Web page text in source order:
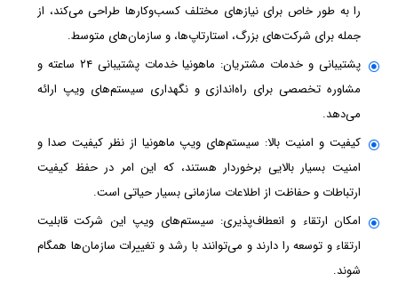
را به طور خاص برای نیازهای مختلف کسب‌وکارها طراحی می‌کند، از
جمله برای شرکت‌های بزرگ، استارتاپ‌ها، و سازمان‌های متوسط.
پشتیبانی و خدمات مشتریان: ماهونیا خدمات پشتیبانی ۲۴ ساعته و
مشاوره تخصصی برای راه‌اندازی و نگهداری سیستم‌های ویپ ارائه
می‌دهد.
کیفیت و امنیت بالا: سیستم‌های ویپ ماهونیا از نظر کیفیت صدا و
امنیت بسیار بالایی برخوردار هستند، که این امر در حفظ کیفیت
ارتباطات و حفاظت از اطلاعات سازمانی بسیار حیاتی است.
امکان ارتقاء و انعطاف‌پذیری: سیستم‌های ویپ این شرکت قابلیت
ارتقاء و توسعه را دارند و می‌توانند با رشد و تغییرات سازمان‌ها همگام
شوند.